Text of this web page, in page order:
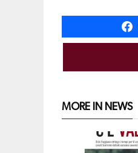
MORE IN NEWS